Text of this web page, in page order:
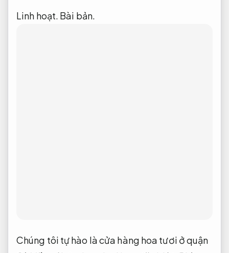
Linh hoạt. Bài bản.
Chúng tôi tự hào là cửa hàng hoa tươi ở quận